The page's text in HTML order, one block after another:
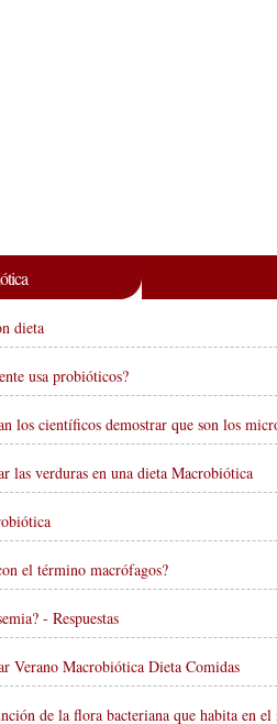
dieta
usa probióticos?
los científicos demostrar que son los
las verduras en una dieta Macrobiótica
el término macrófagos?
- Respuestas
Verano Macrobiótica Dieta Comidas
de la flora bacteriana que habita en el